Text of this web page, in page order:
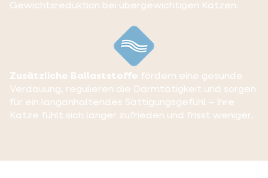
Gewichtsreduktion bei übergewichtigen Katzen.
Zusätzliche Ballaststoffe fördern eine gesunde
Verdauung, regulieren die Darmtätigkeit und sorgen
für ein langanhaltendes Sättigungsgefühl – Ihre
Katze fühlt sich länger zufrieden und frisst weniger.